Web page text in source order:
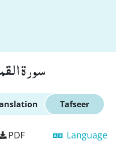
سورة
Tafseer
PDF Language